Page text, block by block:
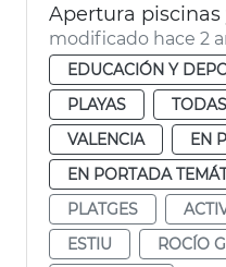
modificado hace 2
EDUCACIÓN Y
PLAYAS
VALENCIA
EN
EN PORTADA
PLATGES
ESTIU
ROCÍO